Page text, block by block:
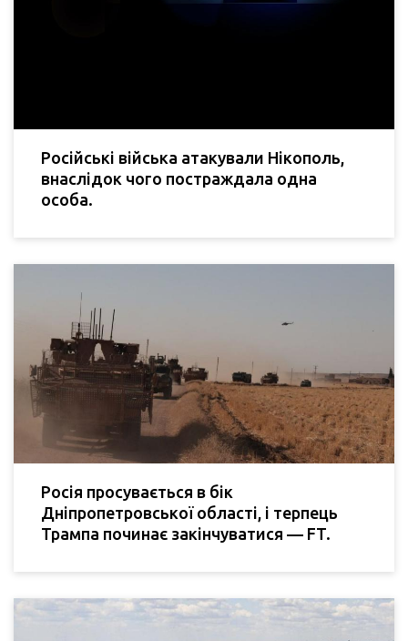
Російські війська атакували Нікополь,
внаслідок чого постраждала одна
особа.
Росія просувається в бік
Дніпропетровської області, і терпець
Трампа починає закінчуватися — FT.